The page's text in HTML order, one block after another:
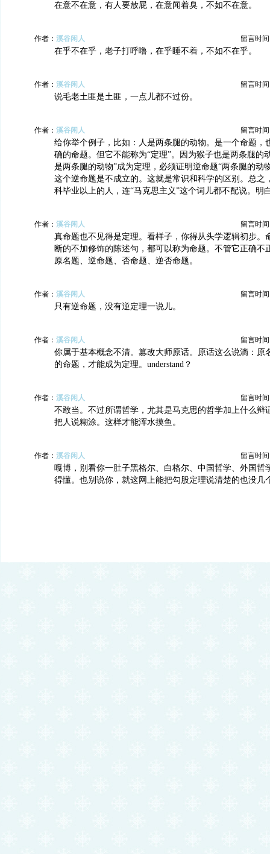
在意不在意，有人要放屁，在意闻着臭，不如不在意。
作者： 溪谷闲人 留言时间
在乎不在乎，老子打呼噜，在乎睡不着，不如不在乎。
作者： 溪谷闲人 留言时间
说毛老土匪是土匪，一点儿都不过份。
作者： 溪谷闲人 留言时间
给你举个例子，比如：人是两条腿的动物。是一个命题，
确的命题。但它不能称为“定理”。因为猴子也是两条腿的
是两条腿的动物”成为定理，必须证明逆命题“两条腿的动
这个逆命题是不成立的。这就是常识和科学的区别。总之
科毕业以上的人，连“马克思主义”这个词儿都不配说。明
作者： 溪谷闲人 留言时间
真命题也不见得是定理。看样子，你得从头学逻辑初步。
断的不加修饰的陈述句，都可以称为命题。不管它正确不
原名题、逆命题、否命题、逆否命题。
作者： 溪谷闲人 留言时间
只有逆命题，没有逆定理一说儿。
作者： 溪谷闲人 留言时间
你属于基本概念不清。篡改大师原话。原话这么说滴：原
的命题，才能成为定理。understand？
作者： 溪谷闲人 留言时间
不敢当。不过所谓哲学，尤其是马克思的哲学加上什么辩
把人说糊涂。这样才能浑水摸鱼。
作者： 溪谷闲人 留言时间
嘎博，别看你一肚子黑格尔、白格尔、中国哲学、外国哲
得懂。也别说你，就这网上能把勾股定理说清楚的也没几